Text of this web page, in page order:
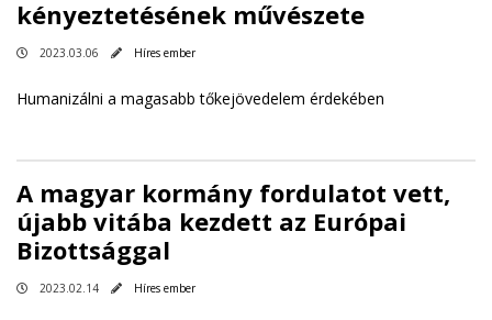
kényeztetésének művészete
2023.03.06 Híres ember
Humanizálni a magasabb tőkejövedelem érdekében
A magyar kormány fordulatot vett,
újabb vitába kezdett az Európai
Bizottsággal
2023.02.14 Híres ember